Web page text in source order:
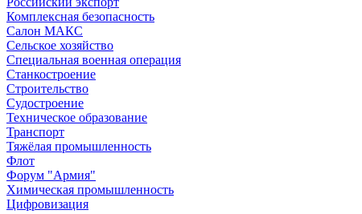
Комплексная безопасность
Салон МАКС
Сельское хозяйство
Специальная военная операция
Станкостроение
Строительство
Судостроение
Техническое образование
Транспорт
Тяжёлая промышленность
Флот
Форум "Армия"
Химическая промышленность
Цифровизация